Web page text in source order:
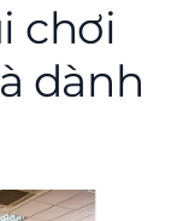
chơi
dành